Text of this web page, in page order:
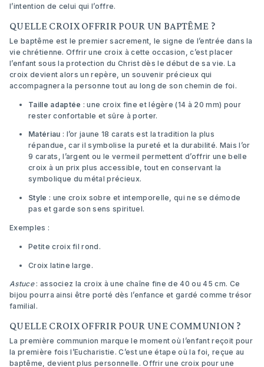
l’intention de celui qui l’offre.
QUELLE CROIX OFFRIR POUR UN BAPTÊME ?
Le baptême est le premier sacrement, le signe de l’entrée dans la
vie chrétienne. Offrir une croix à cette occasion, c’est placer
l’enfant sous la protection du Christ dès le début de sa vie. La
croix devient alors un repère, un souvenir précieux qui
accompagnera la personne tout au long de son chemin de foi.
Taille adaptée : une croix fine et légère (14 à 20 mm) pour
rester confortable et sûre à porter.
Matériau : l’or jaune 18 carats est la tradition la plus
répandue, car il symbolise la pureté et la durabilité. Mais l’or
9 carats, l’argent ou le vermeil permettent d’offrir une belle
croix à un prix plus accessible, tout en conservant la
symbolique du métal précieux.
Style : une croix sobre et intemporelle, qui ne se démode
pas et garde son sens spirituel.
Exemples :
Petite croix fil rond .
Croix latine large .
Astuce: associez la croix à une chaîne fine de 40 ou 45 cm. Ce
bijou pourra ainsi être porté dès l’enfance et gardé comme trésor
familial.
QUELLE CROIX OFFRIR POUR UNE COMMUNION ?
La première communion marque le moment où l’enfant reçoit pour
la première fois l’Eucharistie. C’est une étape où la foi, reçue au
baptême, devient plus personnelle. Offrir une croix pour une